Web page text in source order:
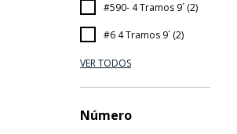
#590- 4 Tramos 9´ (2)
#6 4 Tramos 9´ (2)
VER TODOS
Número